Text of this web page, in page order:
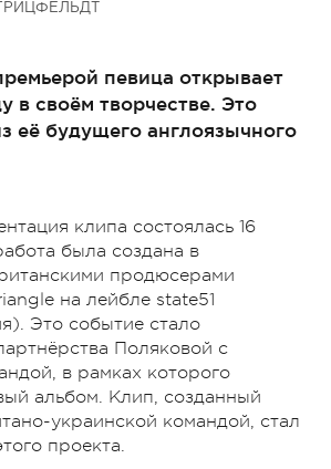
певица открывает
в своём творчестве. Это
её будущего англоязычного
клипа состоялась 16
была создана в
продюсерами
на лейбле state51
Это событие стало
Поляковой с
в рамках которого
альбом. Клип, созданный
украинской командой, стал
проекта.